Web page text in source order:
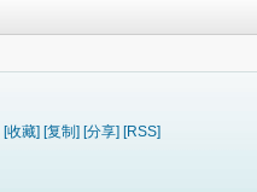
[收藏] [复制] [分享] [RSS]